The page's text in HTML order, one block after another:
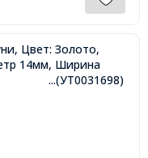
Цвет: Золото,
14мм, Ширина
...(УТ0031698)